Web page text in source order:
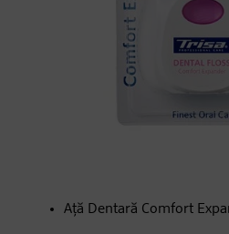
Aţă Dentară Comfort